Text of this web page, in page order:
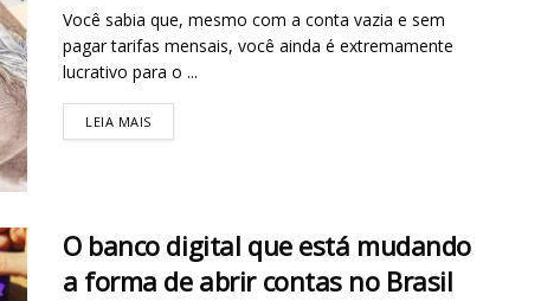
Você sabia que, mesmo com a conta vazia e sem
pagar tarifas mensais, você ainda é extremamente
lucrativo para o ...
LEIA MAIS
O banco digital que está mudando
a forma de abrir contas no Brasil